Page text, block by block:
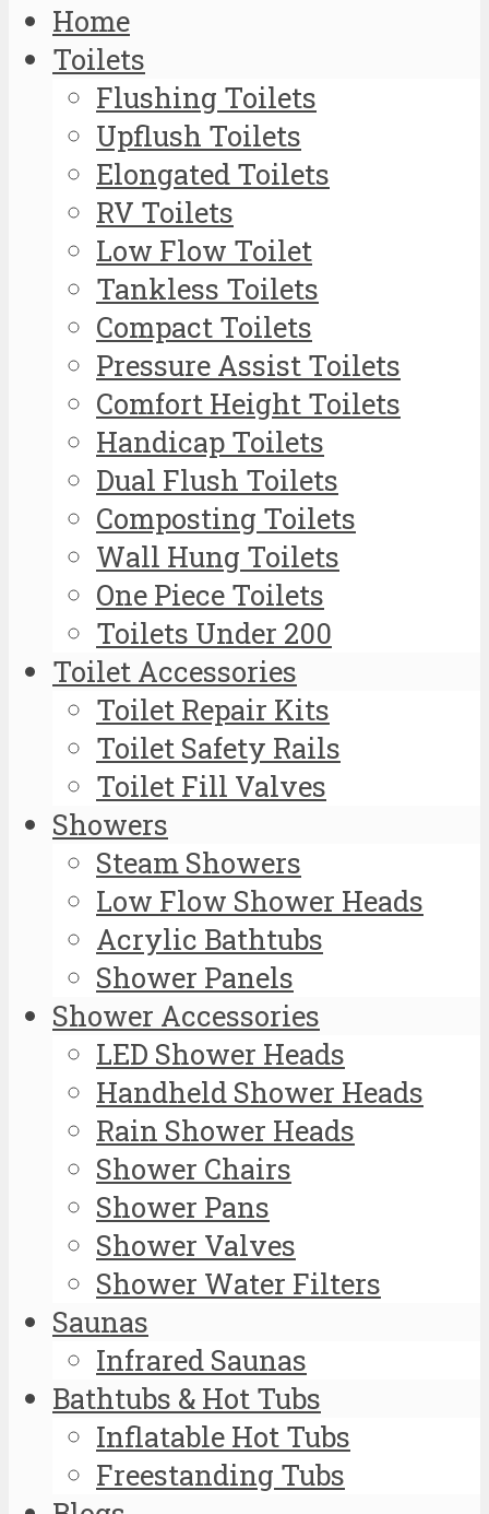
Home
Toilets
Flushing Toilets
Upflush Toilets
Elongated Toilets
RV Toilets
Low Flow Toilet
Tankless Toilets
Compact Toilets
Pressure Assist Toilets
Comfort Height Toilets
Handicap Toilets
Dual Flush Toilets
Composting Toilets
Wall Hung Toilets
One Piece Toilets
Toilets Under 200
Toilet Accessories
Toilet Repair Kits
Toilet Safety Rails
Toilet Fill Valves
Showers
Steam Showers
Low Flow Shower Heads
Acrylic Bathtubs
Shower Panels
Shower Accessories
LED Shower Heads
Handheld Shower Heads
Rain Shower Heads
Shower Chairs
Shower Pans
Shower Valves
Shower Water Filters
Saunas
Infrared Saunas
Bathtubs & Hot Tubs
Inflatable Hot Tubs
Freestanding Tubs